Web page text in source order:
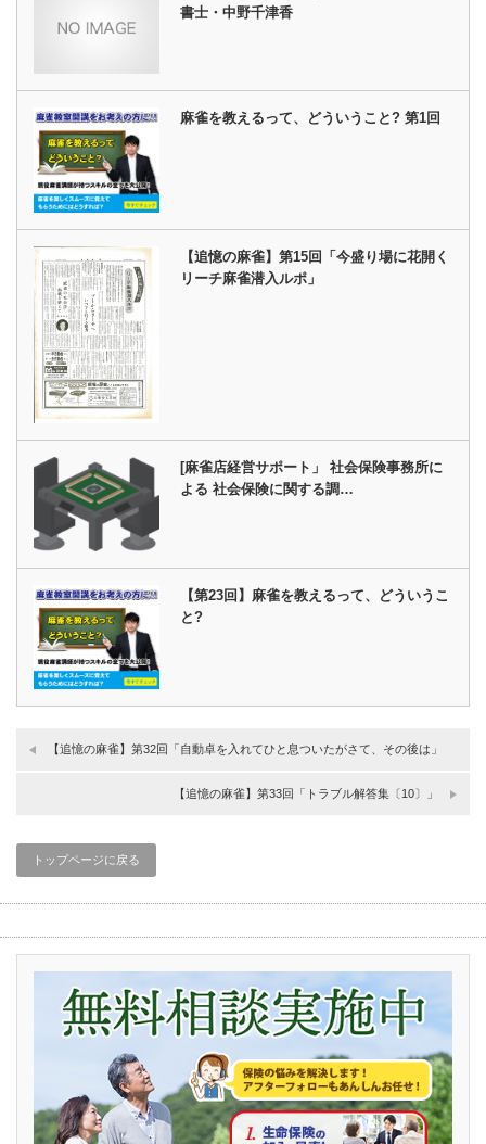
書士・中野千津香
麻雀を教えるって、どういうこと? 第1回
【追憶の麻雀】第15回「今盛り場に花開く
リーチ麻雀潜入ルポ」
[麻雀店経営サポート」 社会保険事務所に
よる 社会保険に関する調…
【第23回】麻雀を教えるって、どういうこ
と?
【追憶の麻雀】第32回「自動卓を入れてひと息ついたがさて、その後は」
【追憶の麻雀】第33回「トラブル解答集〔10〕」
トップページに戻る